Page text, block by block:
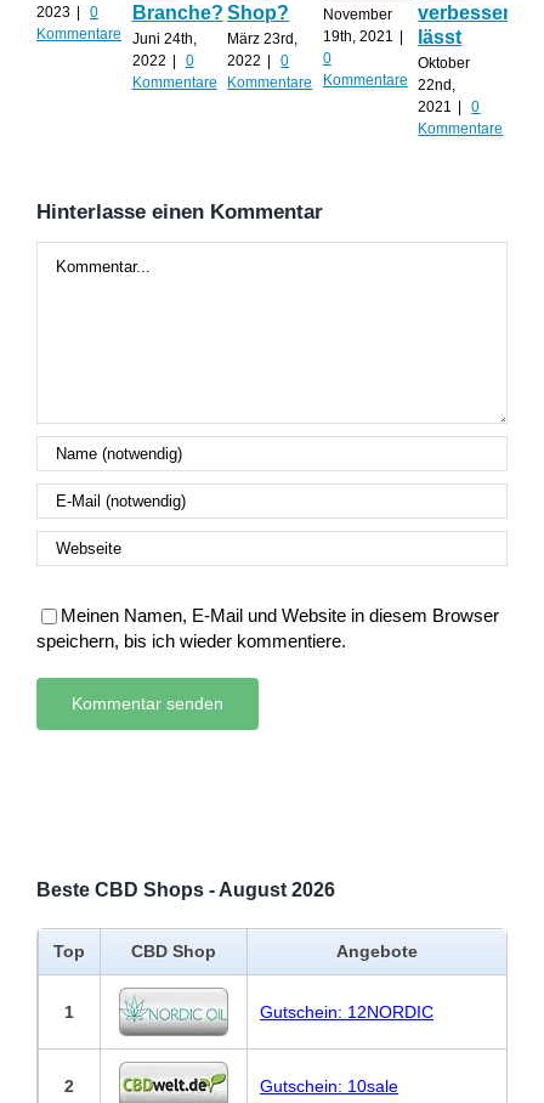
2023
0
Kommentare
Branche?
Juni 24th,
2022
0
Kommentare
Shop?
März 23rd,
2022
0
Kommentare
November
19th, 2021
0
Kommentare
verbessern
lässt
Oktober
22nd,
2021
0
Kommentare
Hinterlasse einen Kommentar
Meinen Namen, E-Mail und Website in diesem Browser
speichern, bis ich wieder kommentiere.
Beste CBD Shops - August 2026
Top CBD Shop Angebote
1 Gutschein: 12NORDIC
2 Gutschein: 10sale